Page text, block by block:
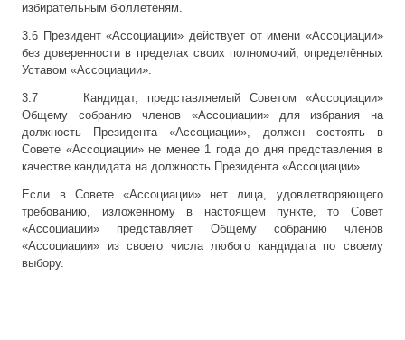
избирательным бюллетеням.
3.6 Президент «Ассоциации» действует от имени «Ассоциации»
без доверенности в пределах своих полномочий, определённых
Уставом «Ассоциации».
3.7 Кандидат, представляемый Советом «Ассоциации»
Общему собранию членов «Ассоциации» для избрания на
должность Президента «Ассоциации», должен состоять в
Совете «Ассоциации» не менее 1 года до дня представления в
качестве кандидата на должность Президента «Ассоциации».
Если в Совете «Ассоциации» нет лица, удовлетворяющего
требованию, изложенному в настоящем пункте, то Совет
«Ассоциации» представляет Общему собранию членов
«Ассоциации» из своего числа любого кандидата по своему
выбору.